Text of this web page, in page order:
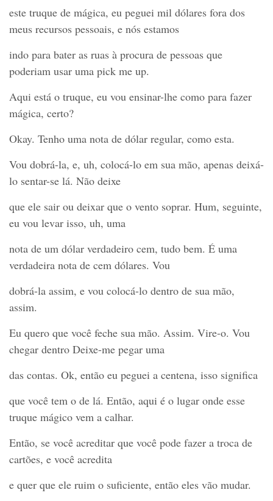
este truque de mágica, eu peguei mil dólares fora dos
meus recursos pessoais, e nós estamos
indo para bater as ruas à procura de pessoas que
poderiam usar uma pick me up.
Aqui está o truque, eu vou ensinar-lhe como para fazer
mágica, certo?
Okay. Tenho uma nota de dólar regular, como esta.
Vou dobrá-la, e, uh, colocá-lo em sua mão, apenas deixá-
lo sentar-se lá. Não deixe
que ele sair ou deixar que o vento soprar. Hum, seguinte,
eu vou levar isso, uh, uma
nota de um dólar verdadeiro cem, tudo bem. É uma
verdadeira nota de cem dólares. Vou
dobrá-la assim, e vou colocá-lo dentro de sua mão,
assim.
Eu quero que você feche sua mão. Assim. Vire-o. Vou
chegar dentro Deixe-me pegar uma
das contas. Ok, então eu peguei a centena, isso significa
que você tem o de lá. Então, aqui é o lugar onde esse
truque mágico vem a calhar.
Então, se você acreditar que você pode fazer a troca de
cartões, e você acredita
e quer que ele ruim o suficiente, então eles vão mudar.